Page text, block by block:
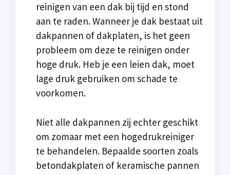
reinigen van een dak bij tijd en stond
aan te raden. Wanneer je dak bestaat uit
dakpannen of dakplaten, is het geen
probleem om deze te reinigen onder
hoge druk. Heb je een leien dak, moet
lage druk gebruiken om schade te
voorkomen.
Niet alle dakpannen zij echter geschikt
om zomaar met een hogedrukreiniger
te behandelen. Bepaalde soorten zoals
betondakplaten of keramische pannen